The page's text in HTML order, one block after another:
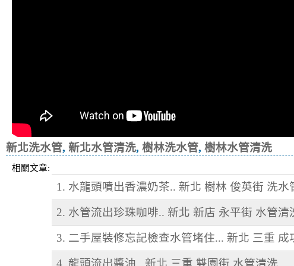
新北洗水管, 新北水管清洗, 樹林洗水管, 樹林水管清洗
相關文章:
1. 水龍頭噴出香濃奶茶.. 新北 樹林 俊英街 洗水
2. 水管流出珍珠咖啡.. 新北 新店 永平街 水管清
3. 二手屋裝修忘記檢查水管堵住... 新北 三重 成
4. 龍頭流出醬油.. 新北 三重 雙園街 水管清洗